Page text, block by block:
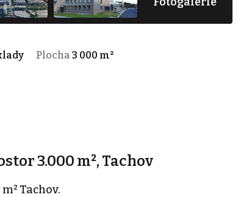
Plocha 3 000 m²
3.000 m², Tachov
Tachov.